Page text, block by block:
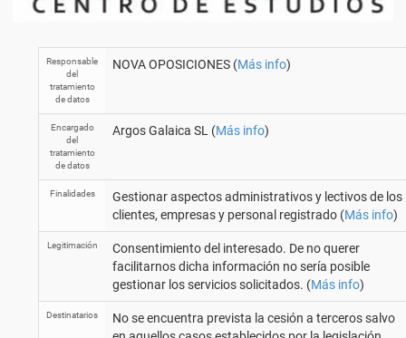
Responsable
del
tratamiento
de datos
NOVA OPOSICIONES (Más info)
Encargado
del
tratamiento
de datos
Argos Galaica SL (Más info)
Finalidades
Gestionar aspectos administrativos y lectivos de los
clientes, empresas y personal registrado (Más info)
Legitimación
Consentimiento del interesado. De no querer
facilitarnos dicha información no sería posible
gestionar los servicios solicitados. (Más info)
Destinatarios
No se encuentra prevista la cesión a terceros salvo